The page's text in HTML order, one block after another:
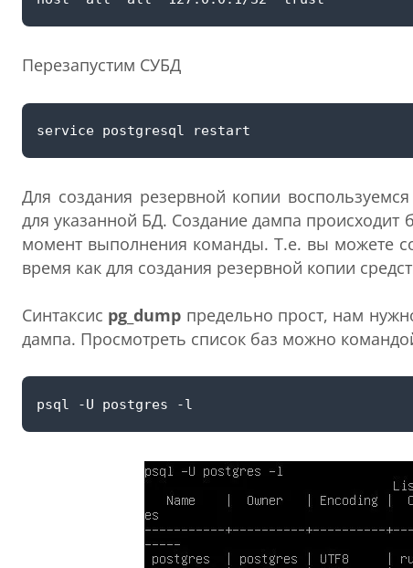
Перезапустим СУБД
Для создания резервной копии воспользуемся
для указанной БД. Создание дампа происходит
момент выполнения команды. Т.е. вы можете
время как для создания резервной копии
Синтаксис pg_dump предельно прост, нам
дампа. Просмотреть список баз можно